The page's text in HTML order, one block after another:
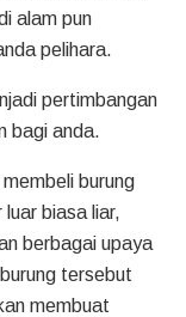
alam pun
pelihara.
pertimbangan
bagi anda.
burung
biasa liar,
berbagai upaya
tersebut
membuat